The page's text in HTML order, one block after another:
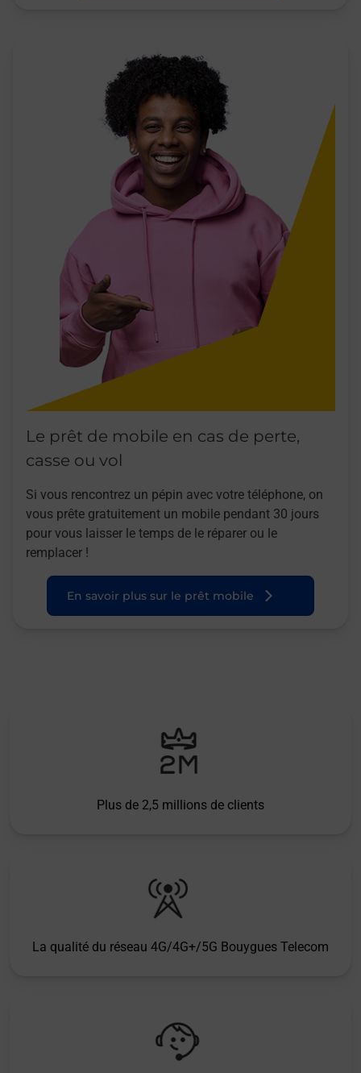
Le prêt de mobile en cas de perte,
casse ou vol
Si vous rencontrez un pépin avec votre téléphone, on
vous prête gratuitement un mobile pendant 30 jours
pour vous laisser le temps de le réparer ou le
remplacer !
En savoir plus sur le prêt mobile
Plus de 2,5 millions de clients
La qualité du réseau 4G/4G+/5G Bouygues Telecom